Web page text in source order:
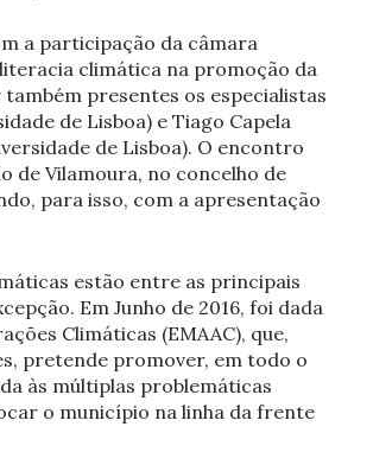
a participação da câmara
climática na promoção da
presentes os especialistas
de Lisboa) e Tiago Capela
de Lisboa). O encontro
de Vilamoura, no concelho de
para isso, com a apresentação
estão entre as principais
Em Junho de 2016, foi dada
Climáticas (EMAAC), que,
pretende promover, em todo o
às múltiplas problemáticas
o município na linha da frente